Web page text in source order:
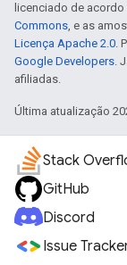
licenciado de acordo
Commons, e as
Licença Apache 2.0.
Google Developers.
afiliadas.
Última atualização
Stack
GitHub
Discord
Issue